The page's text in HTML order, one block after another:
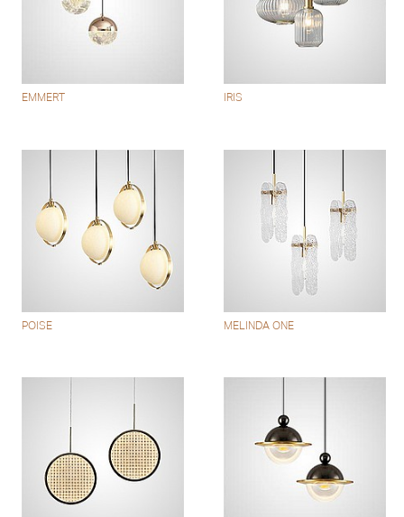
EMMERT IRIS
POISE MELINDA ONE